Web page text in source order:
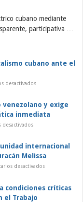
cubano mediante
participativa …
cubano ante el
desactivadosen
el
sindicalismo
cubano
su
venezolano y exige
inmediata
desactivadosen
pueblo
venezolano
y
exige
inmediata
internacional
Melissa
desactivadosen
a
condiciones críticas
el Trabajo